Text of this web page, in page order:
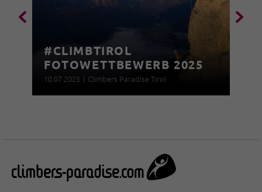
#CLIMBTIROL
FOTOWETTBEWERB 2025
10.07.2025 | Climbers Paradise Tirol